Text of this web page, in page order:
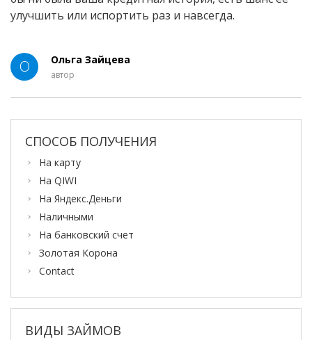
улучшить или испортить раз и навсегда.
О Ольга Зайцева
автор
СПОСОБ ПОЛУЧЕНИЯ
На карту
На QIWI
На Яндекс.Деньги
Наличными
На банковский счет
Золотая Корона
Contact
ВИДЫ ЗАЙМОВ